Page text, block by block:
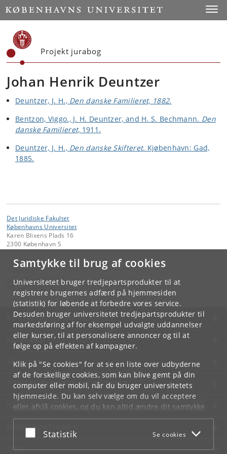
Samtykke til brug af cookies
Universitetet bruger tredjepartsprodukter til at
registrere brugernes adfærd på hjemmesiden
(statistik) for løbende at forbedre vores service.
Desuden bruger universitetet tredjepartsprodukter til
markedsføring af for eksempel udvalgte uddannelser
eller kurser, til at personalisere annoncer og til at
følge op på effekten af kampagner.
Klik på "Se cookies" for at se en liste over udbyderne
af de forskellige cookies, som kan blive gemt på din
computer eller mobil, når du bruger universitetets
hjemmeside. Du kan selv vælge om du vil acceptere
eller afslå cookies, og du kan altid ændre dit samtykke
underCookie- og privatlivspolitiksom du finder i
bunden af hver side.
Acceptér eller afslå
Statistik Se cookies
Start
Projekt jurabog
Johan Henrik Deuntzer
Deuntzer, J. H., Den danske Familieret, 1882.
Bentzon, Viggo., J. H. Deuntzer, and H. S. Bechmann. Den
danske Familieret, 1911.
Deuntzer, J. H., Den danske Skifteret. Kjøbenhavn: Gad,
1885.
Det Juridiske Fakultet
Københavns Universitet
Karen Blixens Plads 16
2300 København S
Kontakt:
jurfak @jur.ku.dk
KØBENHAVNS UNIVERSITET
KONTAKT
SERVICES
FOR STUDERENDE OG ANSATTE
JOB OG KARRIERE
NØDSITUATIONER
WEB